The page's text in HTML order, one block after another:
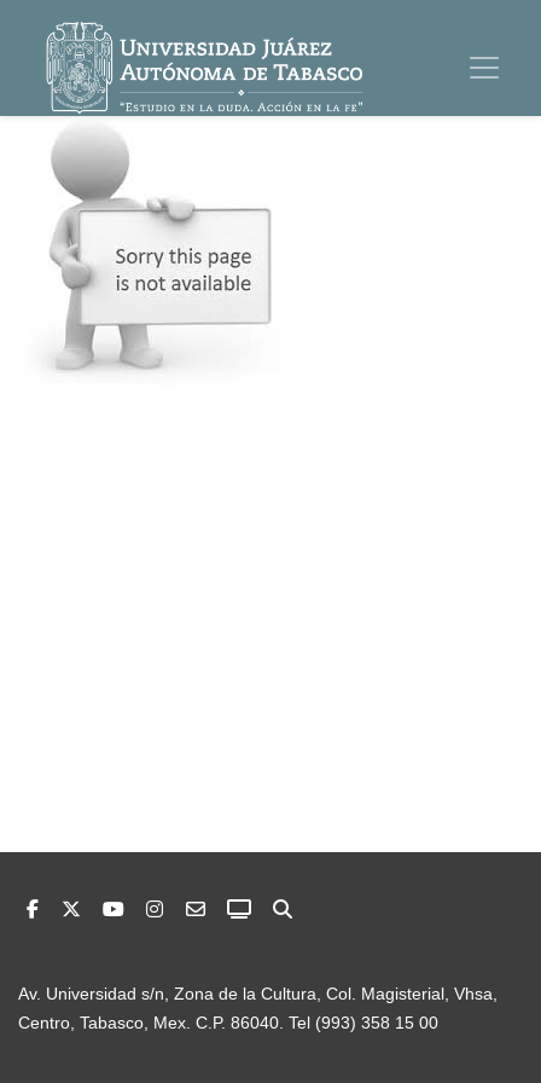
Av. Universidad s/n, Zona de la Cultura, Col. Magisterial, Vhsa,
Centro, Tabasco, Mex. C.P. 86040. Tel (993) 358 15 00